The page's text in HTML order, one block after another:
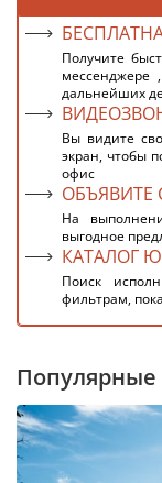
Получите
мессенджере
дальнейших
Вы видите
экран, чтобы
офис
ОБЪЯВИТЕ
На
выгодное
КАТАЛОГ
Поиск
фильтрам,
Популярные